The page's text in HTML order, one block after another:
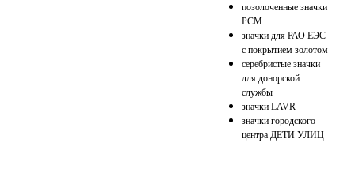
позолоченные значки
РСМ
значки для РАО ЕЭС
с покрытием золотом
серебристые значки
для донорской
службы
значки LAVR
значки городского
центра ДЕТИ УЛИЦ